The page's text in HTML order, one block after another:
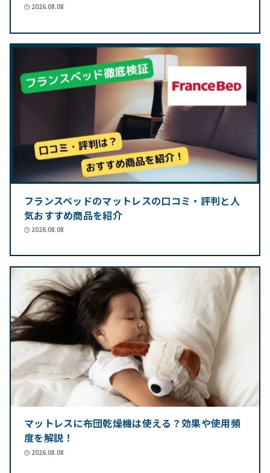
2026.08.08
フランスベッドのマットレスの口コミ・評判と人
気おすすめ商品を紹介
2026.08.08
マットレスに布団乾燥機は使える？効果や使用頻
度を解説！
2026.08.08